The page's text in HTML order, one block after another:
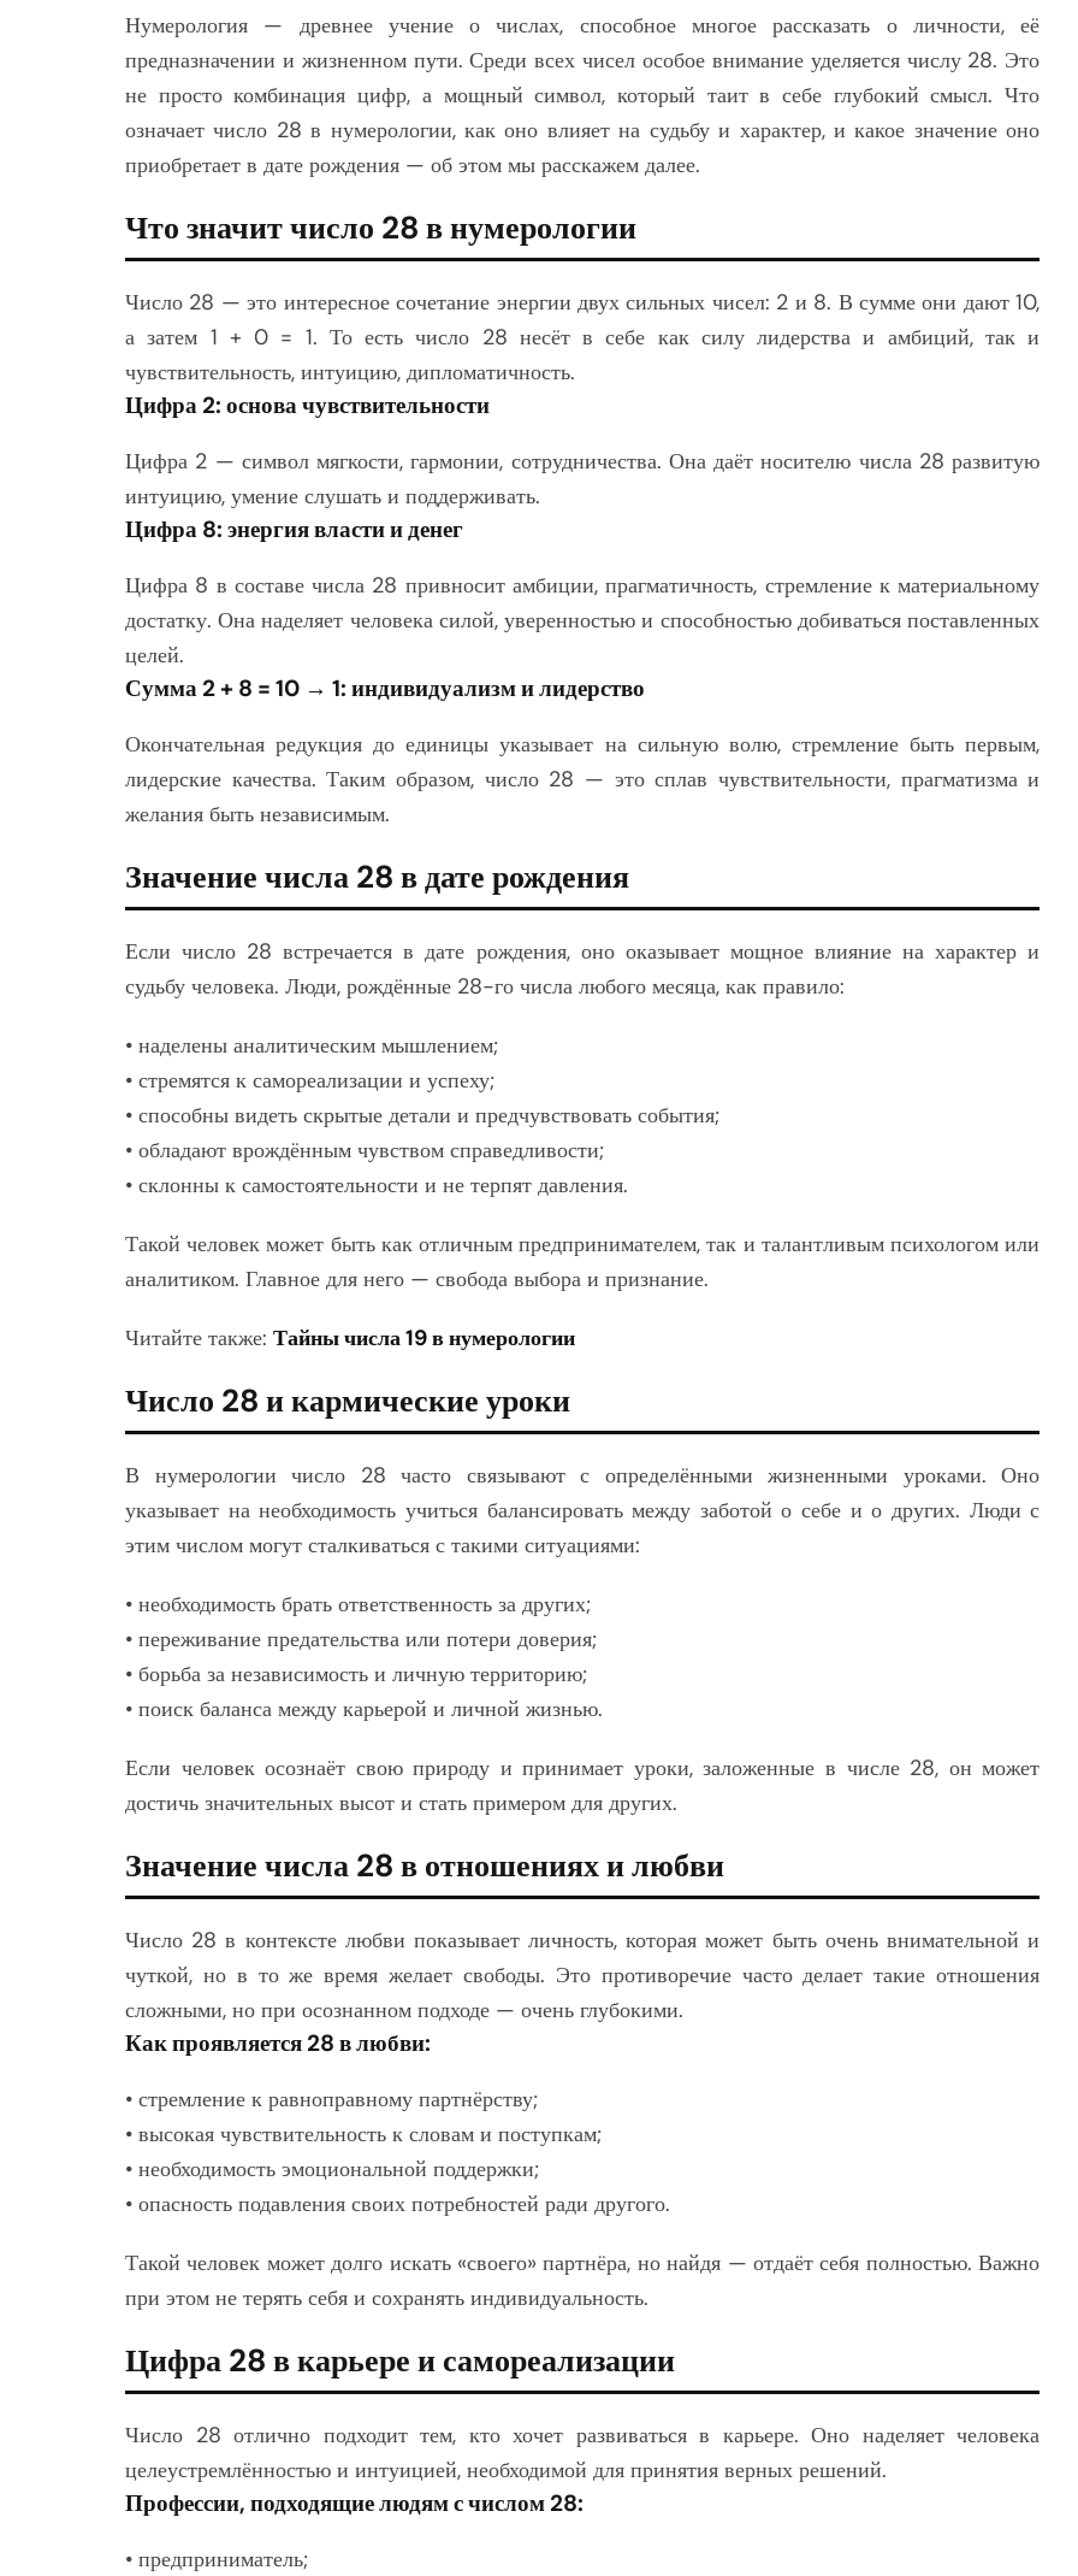
Нумерология — древнее учение о числах, способное многое рассказать о личности, её
предназначении и жизненном пути. Среди всех чисел особое внимание уделяется числу 28. Это
не просто комбинация цифр, а мощный символ, который таит в себе глубокий смысл. Что
означает число 28 в нумерологии, как оно влияет на судьбу и характер, и какое значение оно
приобретает в дате рождения — об этом мы расскажем далее.
Что значит число 28 в нумерологии
Число 28 — это интересное сочетание энергии двух сильных чисел: 2 и 8. В сумме они дают 10,
а затем 1 + 0 = 1. То есть число 28 несёт в себе как силу лидерства и амбиций, так и
чувствительность, интуицию, дипломатичность.
Цифра 2: основа чувствительности
Цифра 2 — символ мягкости, гармонии, сотрудничества. Она даёт носителю числа 28 развитую
интуицию, умение слушать и поддерживать.
Цифра 8: энергия власти и денег
Цифра 8 в составе числа 28 привносит амбиции, прагматичность, стремление к материальному
достатку. Она наделяет человека силой, уверенностью и способностью добиваться поставленных
целей.
Сумма 2 + 8 = 10 → 1: индивидуализм и лидерство
Окончательная редукция до единицы указывает на сильную волю, стремление быть первым,
лидерские качества. Таким образом, число 28 — это сплав чувствительности, прагматизма и
желания быть независимым.
Значение числа 28 в дате рождения
Если число 28 встречается в дате рождения, оно оказывает мощное влияние на характер и
судьбу человека. Люди, рождённые 28-го числа любого месяца, как правило:
• наделены аналитическим мышлением;
• стремятся к самореализации и успеху;
• способны видеть скрытые детали и предчувствовать события;
• обладают врождённым чувством справедливости;
• склонны к самостоятельности и не терпят давления.
Такой человек может быть как отличным предпринимателем, так и талантливым психологом или
аналитиком. Главное для него — свобода выбора и признание.
Читайте также: Тайны числа 19 в нумерологии
Число 28 и кармические уроки
В нумерологии число 28 часто связывают с определёнными жизненными уроками. Оно
указывает на необходимость учиться балансировать между заботой о себе и о других. Люди с
этим числом могут сталкиваться с такими ситуациями:
• необходимость брать ответственность за других;
• переживание предательства или потери доверия;
• борьба за независимость и личную территорию;
• поиск баланса между карьерой и личной жизнью.
Если человек осознаёт свою природу и принимает уроки, заложенные в числе 28, он может
достичь значительных высот и стать примером для других.
Значение числа 28 в отношениях и любви
Число 28 в контексте любви показывает личность, которая может быть очень внимательной и
чуткой, но в то же время желает свободы. Это противоречие часто делает такие отношения
сложными, но при осознанном подходе — очень глубокими.
Как проявляется 28 в любви:
• стремление к равноправному партнёрству;
• высокая чувствительность к словам и поступкам;
• необходимость эмоциональной поддержки;
• опасность подавления своих потребностей ради другого.
Такой человек может долго искать «своего» партнёра, но найдя — отдаёт себя полностью. Важно
при этом не терять себя и сохранять индивидуальность.
Цифра 28 в карьере и самореализации
Число 28 отлично подходит тем, кто хочет развиваться в карьере. Оно наделяет человека
целеустремлённостью и интуицией, необходимой для принятия верных решений.
Профессии, подходящие людям с числом 28:
• предприниматель;